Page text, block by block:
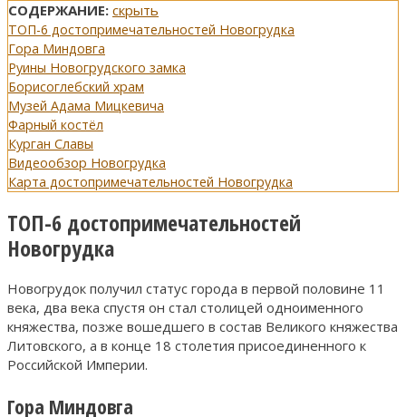
СОДЕРЖАНИЕ: скрыть
ТОП-6 достопримечательностей Новогрудка
Гора Миндовга
Руины Новогрудского замка
Борисоглебский храм
Музей Адама Мицкевича
Фарный костёл
Курган Славы
Видеообзор Новогрудка
Карта достопримечательностей Новогрудка
ТОП-6 достопримечательностей
Новогрудка
Новогрудок получил статус города в первой половине 11
века, два века спустя он стал столицей одноименного
княжества, позже вошедшего в состав Великого княжества
Литовского, а в конце 18 столетия присоединенного к
Российской Империи.
Гора Миндовга